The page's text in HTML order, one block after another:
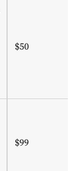
$50
$99